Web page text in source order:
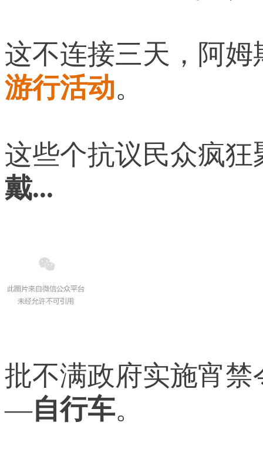
这不连接三天，阿
游行活动。
这些个抗议民众疯
戴...
批不满政府实施宵
—自行车。